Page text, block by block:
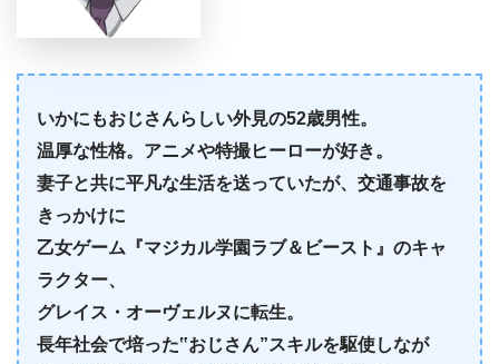
いかにもおじさんらしい外見の52歳男性。
温厚な性格。アニメや特撮ヒーローが好き。
妻子と共に平凡な生活を送っていたが、交通事故を
きっかけに
乙女ゲーム『マジカル学園ラブ＆ビースト』のキャ
ラクター、
グレイス・オーヴェルヌに転生。
長年社会で培った‟おじさん”スキルを駆使しなが